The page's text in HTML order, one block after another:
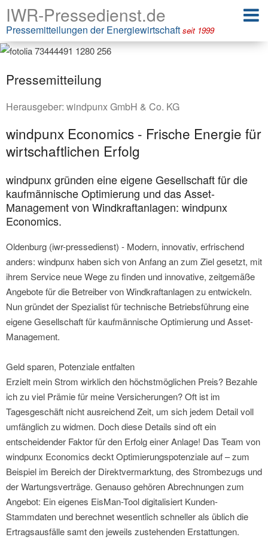
IWR-Pressedienst.de
Pressemitteilungen der Energiewirtschaft seit 1999
Pressemitteilung
Herausgeber: windpunx GmbH & Co. KG
windpunx Economics - Frische Energie für
wirtschaftlichen Erfolg
windpunx gründen eine eigene Gesellschaft für die
kaufmännische Optimierung und das Asset-
Management von Windkraftanlagen: windpunx
Economics.
Oldenburg (iwr-pressedienst) - Modern, innovativ, erfrischend
anders: windpunx haben sich von Anfang an zum Ziel gesetzt, mit
ihrem Service neue Wege zu finden und innovative, zeitgemäße
Angebote für die Betreiber von Windkraftanlagen zu entwickeln.
Nun gründet der Spezialist für technische Betriebsführung eine
eigene Gesellschaft für kaufmännische Optimierung und Asset-
Management.
Geld sparen, Potenziale entfalten
Erzielt mein Strom wirklich den höchstmöglichen Preis? Bezahle
ich zu viel Prämie für meine Versicherungen? Oft ist im
Tagesgeschäft nicht ausreichend Zeit, um sich jedem Detail voll
umfänglich zu widmen. Doch diese Details sind oft ein
entscheidender Faktor für den Erfolg einer Anlage! Das Team von
windpunx Economics deckt Optimierungspotenziale auf – zum
Beispiel im Bereich der Direktvermarktung, des Strombezugs und
der Wartungsverträge. Genauso gehören Abrechnungen zum
Angebot: Ein eigenes EisMan-Tool digitalisiert Kunden-
Stammdaten und berechnet wesentlich schneller als üblich die
Ertragsausfälle samt den jeweils zustehenden Erstattungen.